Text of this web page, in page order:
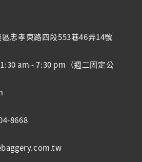
忠孝東路四段553巷46弄14號
am - 7:30 pm（週二固定公
8668